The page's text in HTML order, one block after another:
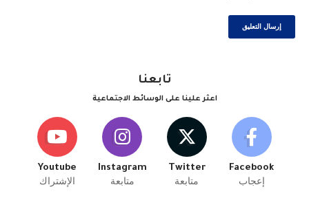
تابعنا
اعثر علينا على الوسائط الاجتماعية
Facebook
إعجاب
Twitter
متابعة
Instagram
متابعة
Youtube
الإشتراك